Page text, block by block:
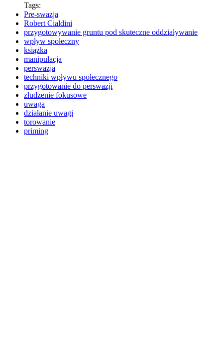
Tags:
Pre-swazja
Robert Cialdini
przygotowywanie gruntu pod skuteczne oddziaływanie
wpływ społeczny
książka
manipulacja
perswazja
techniki wpływu społecznego
przygotowanie do perswazji
złudzenie fokusowe
uwaga
działanie uwagi
torowanie
priming